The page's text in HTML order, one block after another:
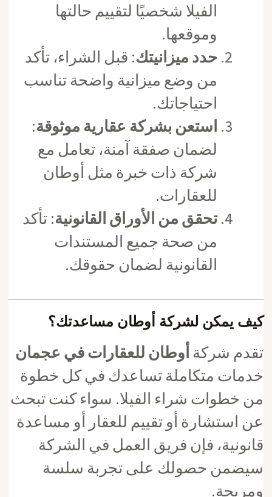
الفيلا شخصيًا لتقييم حالتها
وموقعها.
حدد ميزانيتك: قبل الشراء، تأكد
من وضع ميزانية واضحة تناسب
احتياجاتك.
استعن بشركة عقارية موثوقة:
لضمان صفقة آمنة، تعامل مع
شركة ذات خبرة مثل أوطان
للعقارات.
تحقق من الأوراق القانونية: تأكد
من صحة جميع المستندات
القانونية لضمان حقوقك.
كيف يمكن لشركة أوطان مساعدتك؟
تقدم شركة أوطان للعقارات في عجمان
خدمات متكاملة تساعدك في كل خطوة
من خطوات شراء الفيلا. سواء كنت تبحث
عن استشارة أو تقييم للعقار أو مساعدة
قانونية، فإن فريق العمل في الشركة
سيضمن حصولك على تجربة سلسة
ومريحة.